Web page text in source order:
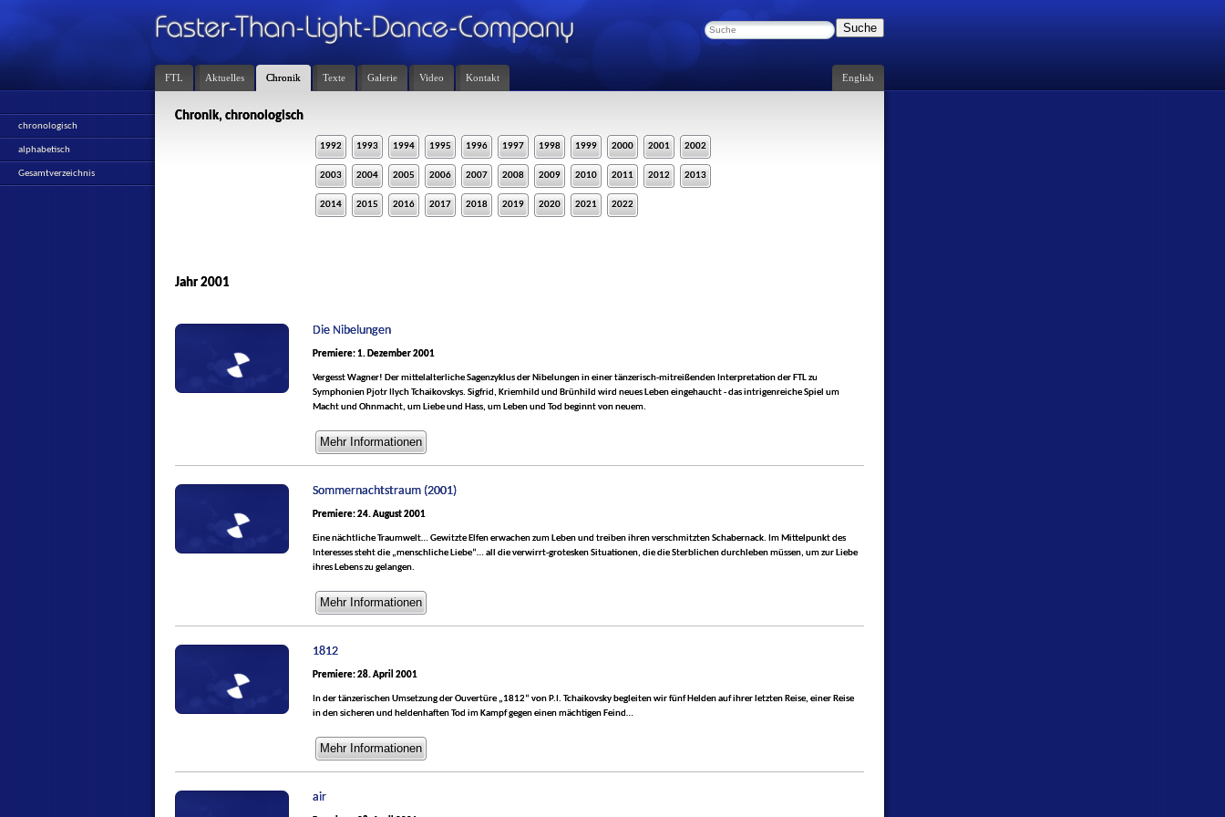
Suche
FTL Aktuelles Chronik Texte Galerie Video Kontakt English
chronologisch
alphabetisch
Gesamtverzeichnis
Chronik, chronologisch
1992 1993 1994 1995 1996 1997 1998 1999 2000 2001 2002
2003 2004 2005 2006 2007 2008 2009 2010 2011 2012 2013
2014 2015 2016 2017 2018 2019 2020 2021 2022
Jahr 2001
Die Nibelungen
Premiere: 1. Dezember 2001
Vergesst Wagner! Der mittelalterliche Sagenzyklus der Nibelungen in einer tänzerisch-mitreißenden Interpretation der FTL zu
Symphonien Pjotr Ilych Tchaikovskys. Sigfrid, Kriemhild und Brünhild wird neues Leben eingehaucht - das intrigenreiche Spiel um
Macht und Ohnmacht, um Liebe und Hass, um Leben und Tod beginnt von neuem.
Sommernachtstraum (2001)
Premiere: 24. August 2001
Eine nächtliche Traumwelt… Gewitzte Elfen erwachen zum Leben und treiben ihren verschmitzten Schabernack. Im Mittelpunkt des
Interesses steht die „menschliche Liebe“… all die verwirrt-grotesken Situationen, die die Sterblichen durchleben müssen, um zur Liebe
ihres Lebens zu gelangen.
1812
Premiere: 28. April 2001
In der tänzerischen Umsetzung der Ouvertüre „1812“ von P.I. Tchaikovsky begleiten wir fünf Helden auf ihrer letzten Reise, einer Reise
in den sicheren und heldenhaften Tod im Kampf gegen einen mächtigen Feind…
air